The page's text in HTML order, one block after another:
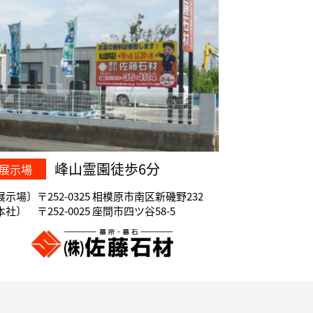
示場 峰山霊園徒歩6分
示場〕〒252-0325 相模原市南区新磯野232
社〕 〒252-0025 座間市四ツ谷58-5